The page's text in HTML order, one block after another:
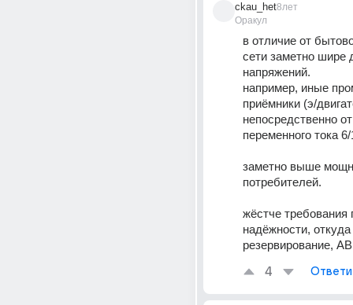
ckau_het
Оракул
8лет
в отличие от
сети заметно шире
напряжений.
например, иные
приёмники (э/
непосредственно
переменного тока
заметно выше
потребителей.
жёстче требования
надёжности,
резервирование,
4